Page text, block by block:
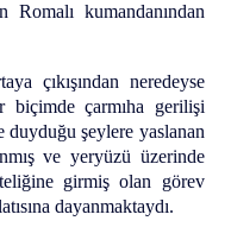
Romalı kumandanından
çıkışından neredeyse
biçimde çarmıha gerilişi
duyduğu şeylere yaslanan
ve yeryüzü üzerinde
girmiş olan görev
dayanmaktaydı.